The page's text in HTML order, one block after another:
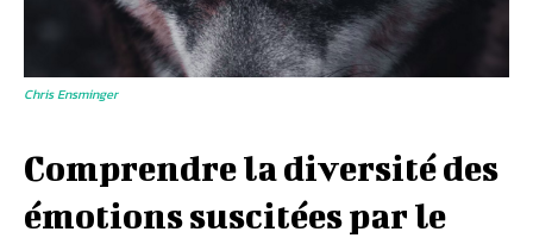
Chris Ensminger
Comprendre la diversité des
émotions suscitées par le